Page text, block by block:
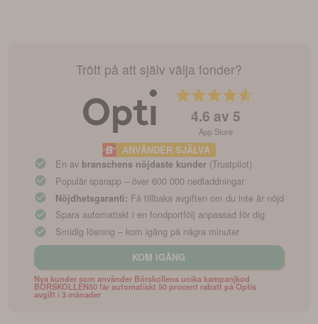
Trött på att själv välja fonder?
4.6 av 5
App Store
ANVÄNDER SJÄLVA
En av branschens nöjdaste kunder (Trustpilot)
Populär sparapp – över 600 000 nedladdningar
Nöjdhetsgaranti: Få tillbaka avgiften om du inte är nöjd
Spara automatiskt i en fondportfölj anpassad för dig
Smidig lösning – kom igång på några minuter
KOM IGÅNG
Nya kunder som använder Börskollens unika kampanjkod
BORSKOLLEN50 får automatiskt 50 procent rabatt på Optis
avgift i 3 månader